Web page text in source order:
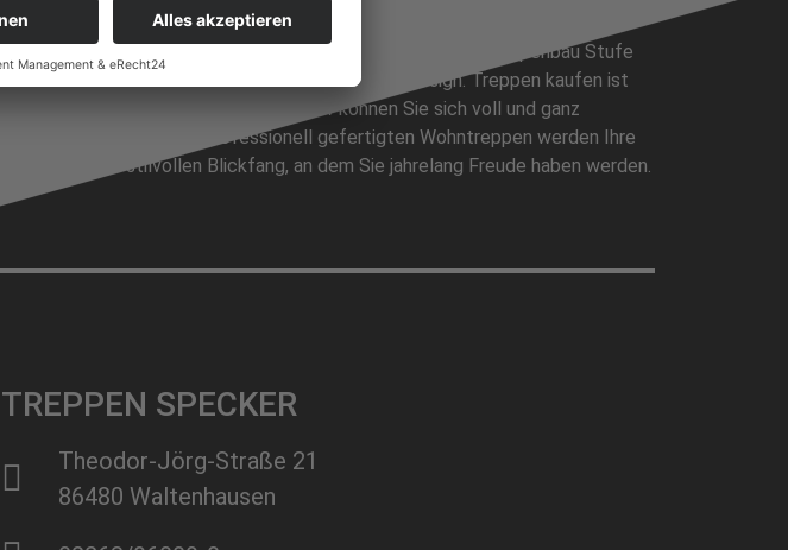
Als langjährig erfahrene Treppenbauer verbinden wir beim Treppenbau Stufe
für Stufe höchste Qualität mit anspruchsvollem Design. Treppen kaufen ist
Vertrauenssache – auf unser Know-how können Sie sich voll und ganz
verlassen. Durch unsere professionell gefertigten Wohntreppen werden Ihre
Aufgänge zum stilvollen Blickfang, an dem Sie jahrelang Freude haben werden.
TREPPEN SPECKER
Theodor-Jörg-Straße 21
86480 Waltenhausen